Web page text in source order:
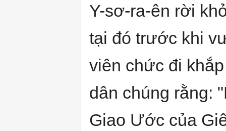
Y-sơ-ra-ên rời
tại đó trước khi
viên chức đi
dân chúng rằng:
Giao Ước của